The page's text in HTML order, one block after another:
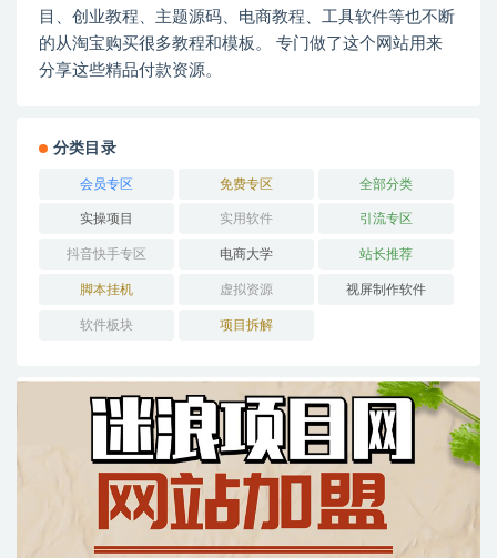
目、创业教程、主题源码、电商教程、工具软件等也不断
的从淘宝购买很多教程和模板。 专门做了这个网站用来
分享这些精品付款资源。
分类目录
会员专区 免费专区 全部分类
实操项目 实用软件 引流专区
抖音快手专区 电商大学 站长推荐
脚本挂机 虚拟资源 视屏制作软件
软件板块 项目拆解